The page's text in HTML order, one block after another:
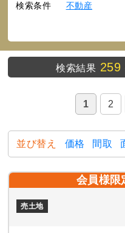
検索条件 不動産
検索結果 259
1 2
並び替え 価格 間取
会員様限
売土地